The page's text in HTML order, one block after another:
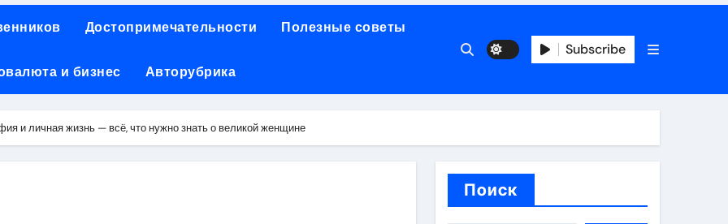
чемоданов разных производителей: характеристики и маневренность
за 5 минут без верификации и банков с пополнением в стейблкоинах
и офисы продаж: контакты, адреса и режим работы
Достопримечательности Полезные советы
и бизнес Авторубрика
Subscribe
и личная жизнь — всё, что нужно знать о великой женщине
Поиск